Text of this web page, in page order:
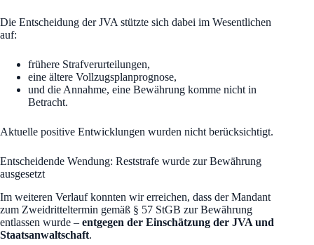
Die Entscheidung der JVA stützte sich dabei im Wesentlichen
auf:
frühere Strafverurteilungen,
eine ältere Vollzugsplanprognose,
und die Annahme, eine Bewährung komme nicht in
Betracht.
Aktuelle positive Entwicklungen wurden nicht berücksichtigt.
Entscheidende Wendung: Reststrafe wurde zur Bewährung
ausgesetzt
Im weiteren Verlauf konnten wir erreichen, dass der Mandant
zum Zweidritteltermin gemäß § 57 StGB zur Bewährung
entlassen wurde – entgegen der Einschätzung der JVA und
Staatsanwaltschaft.